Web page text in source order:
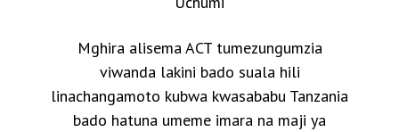
Mghira alisema ACT tumezungumzia
viwanda lakini bado suala hili
linachangamoto kubwa kwasababu Tanzania
bado hatuna umeme imara na maji ya